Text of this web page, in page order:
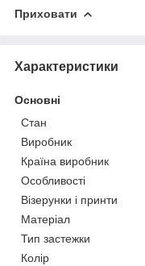
Приховати
Характеристики
Основні
Стан
Виробник
Країна виробник
Особливості
Візерунки і принти
Матеріал
Тип застежки
Колір